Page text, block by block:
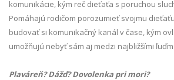
komunikácie, kým reč dieťaťa s poruchou
Pomáhajú rodičom porozumieť svojmu
budovať si komunikačný kanál v čase, kým
umožňujú nebyť sám aj medzi najbližšími
Plaváreň? Dážď? Dovolenka pri mori?